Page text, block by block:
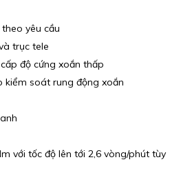
yêu cầu
trục tele
độ cứng xoắn thấp
soát rung động xoắn
với tốc độ lên tới 2,6 vòng/phút tùy